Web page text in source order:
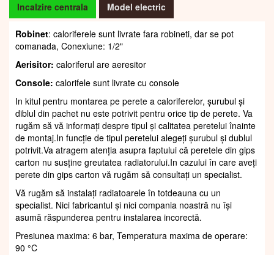
Incalzire centrala Model electric
Robinet: caloriferele sunt livrate fara robineti, dar se pot
comanada, Conexiune: 1/2"
Aerisitor: caloriferul are aeresitor
Console: calorifele sunt livrate cu console
In kitul pentru montarea pe perete a caloriferelor, șurubul și
diblul din pachet nu este potrivit pentru orice tip de perete. Va
rugăm să vă informați despre tipul și calitatea peretelui înainte
de montaj.In funcție de tipul peretelui alegeți șurubul și dublul
potrivit.Va atragem atenția asupra faptului că peretele din gips
carton nu susține greutatea radiatorului.In cazului în care aveți
perete din gips carton vă rugăm să consultați un specialist.
Vă rugăm să instalați radiatoarele în totdeauna cu un
specialist. Nici fabricantul și nici compania noastră nu își
asumă răspunderea pentru instalarea incorectă.
Presiunea maxima: 6 bar, Temperatura maxima de operare:
90 °C